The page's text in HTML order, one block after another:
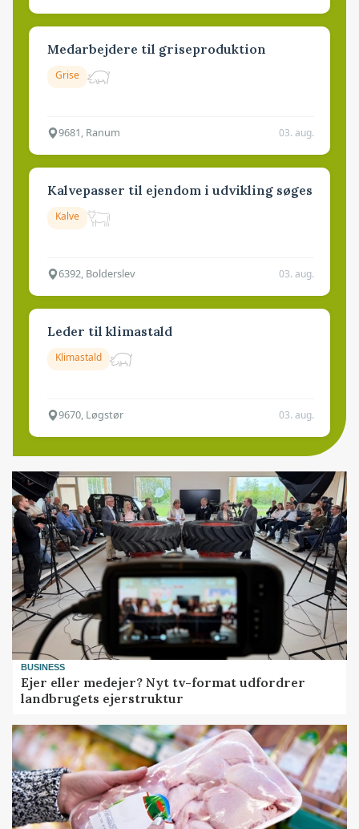
Medarbejdere til griseproduktion
Grise
9681, Ranum 03. aug.
Kalvepasser til ejendom i udvikling søges
Kalve
6392, Bolderslev 03. aug.
Leder til klimastald
Klimastald
9670, Løgstør 03. aug.
BUSINESS
Ejer eller medejer? Nyt tv-format udfordrer
landbrugets ejerstruktur